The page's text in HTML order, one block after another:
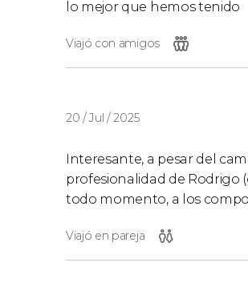
lo mejor que hemos tenido
Viajó con amigos
20 / Jul / 2025
Interesante, a pesar del
profesionalidad de Rodrigo
todo momento, a los
Viajó en pareja